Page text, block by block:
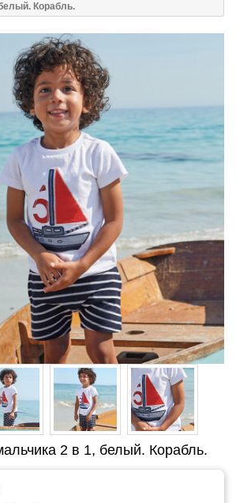
Корабль.
2 в 1, белый. Корабль.